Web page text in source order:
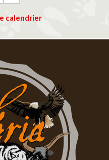
calendrier